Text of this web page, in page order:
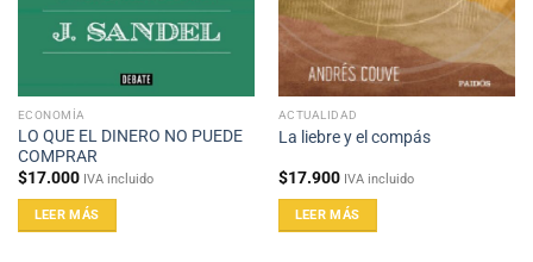
ECONOMÍA
LO QUE EL DINERO NO PUEDE
COMPRAR
$17.000 IVA incluido
LEER MÁS
ACTUALIDAD
La liebre y el compás
$17.900 IVA incluido
LEER MÁS